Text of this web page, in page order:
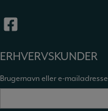
ERHVERVSKUNDER
Brugernavn eller e-mailadresse